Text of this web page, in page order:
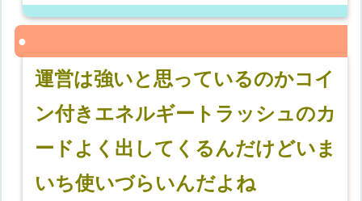
運営は強いと思っているのかコイ
ン付きエネルギートラッシュのカ
ードよく出してくるんだけどいま
いち使いづらいんだよね